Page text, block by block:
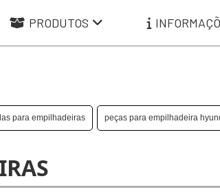
PRODUTOS
para empilhadeiras peças para empilhadeira